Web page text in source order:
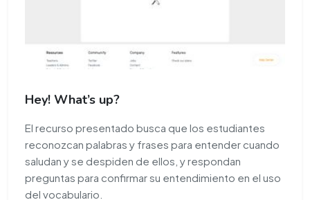
Hey! What’s up?
El recurso presentado busca que los estudiantes
reconozcan palabras y frases para entender cuando
saludan y se despiden de ellos, y respondan
preguntas para confirmar su entendimiento en el uso
del vocabulario.